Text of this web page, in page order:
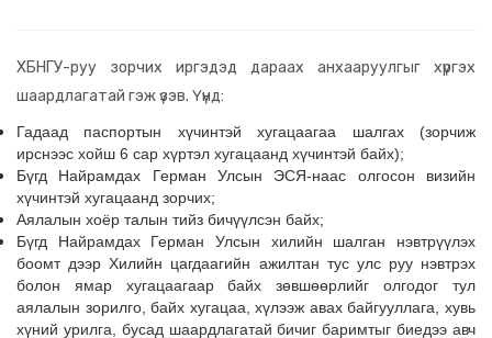
ХБНГУ-руу зорчих иргэдэд дараах анхааруулгыг хүргэх
шаардлагатай гэж үзэв. Үүнд:
Гадаад паспортын хүчинтэй хугацаагаа шалгах (зорчиж
ирснээс хойш 6 сар хүртэл хугацаанд хүчинтэй байх);
Бүгд Найрамдах Герман Улсын ЭСЯ-наас олгосон визийн
хүчинтэй хугацаанд зорчих;
Аялалын хоёр талын тийз бичүүлсэн байх;
Бүгд Найрамдах Герман Улсын хилийн шалган нэвтрүүлэх
боомт дээр Хилийн цагдаагийн ажилтан тус улс руу нэвтрэх
болон ямар хугацаагаар байх зөвшөөрлийг олгодог тул
аялалын зорилго, байх хугацаа, хүлээж авах байгууллага, хувь
хүний урилга, бусад шаардлагатай бичиг баримтыг биедээ авч